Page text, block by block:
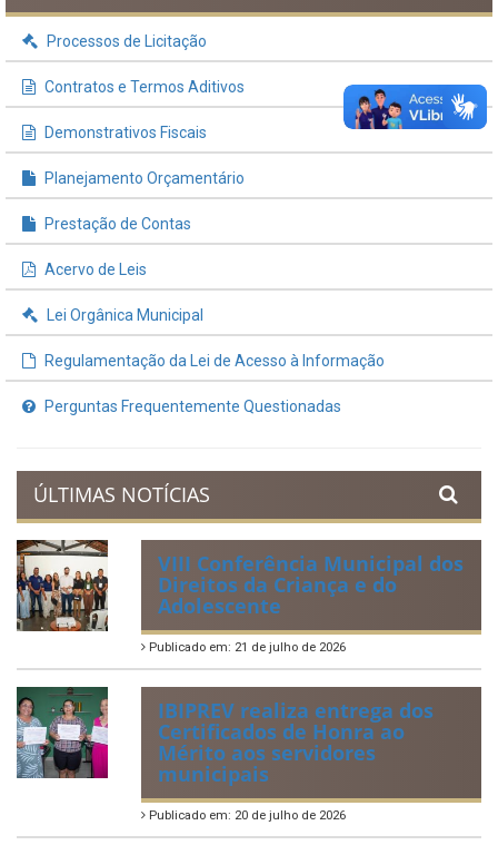
INFORMAÇÕES ÚTEIS
Acervo de Leis
Lei Orgânica Municipal
Regulamentação da Lei de Acesso à Informação
Perguntas Frequentemente Questionadas
ÚLTIMAS NOTÍCIAS
VIII Conferência Municipal dos
Direitos da Criança e do
Adolescente